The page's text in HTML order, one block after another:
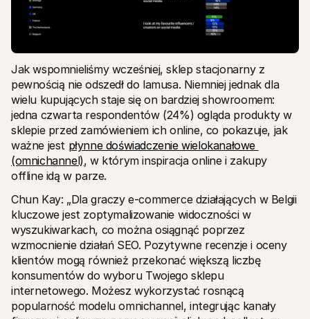
Jak wspomnieliśmy wcześniej, sklep stacjonarny z
pewnością nie odszedł do lamusa. Niemniej jednak dla
wielu kupujących staje się on bardziej showroomem:
jedna czwarta respondentów (24%) ogląda produkty w
sklepie przed zamówieniem ich online, co pokazuje, jak
ważne jest płynne doświadczenie wielokanałowe
(omnichannel), w którym inspiracja online i zakupy
offline idą w parze.
Chun Kay: „Dla graczy e-commerce działających w Belgii
kluczowe jest zoptymalizowanie widoczności w
wyszukiwarkach, co można osiągnąć poprzez
wzmocnienie działań SEO. Pozytywne recenzje i oceny
klientów mogą również przekonać większą liczbę
konsumentów do wyboru Twojego sklepu
internetowego. Możesz wykorzystać rosnącą
popularność modelu omnichannel, integrując kanały